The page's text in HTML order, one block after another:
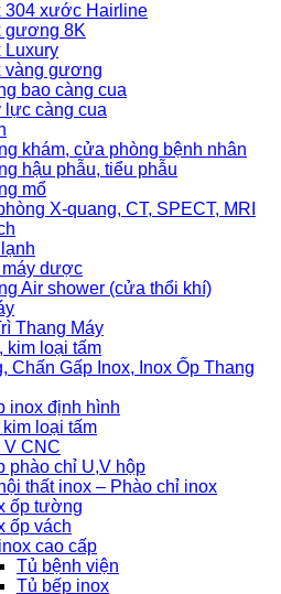
304 xước Hairline
gương 8K
Luxury
vàng gương
bao càng cua
lực càng cua
khám, cửa phòng bệnh nhân
hậu phẫu, tiểu phẫu
mổ
X-quang, CT, SPECT, MRI
dược
Air shower (cửa thổi khí)
Thang Máy
kim loại tấm
Chấn Gấp Inox, Inox Ốp Thang
inox định hình
loại tấm
V CNC
phào chỉ U,V hộp
thất inox – Phào chỉ inox
ốp tường
ốp vách
cao cấp
Tủ bệnh viện
Tủ bếp inox